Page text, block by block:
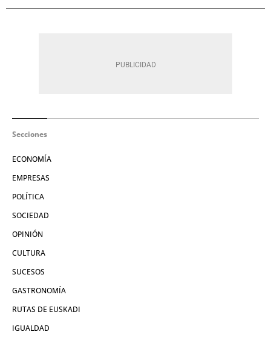
Secciones
ECONOMÍA
EMPRESAS
POLÍTICA
SOCIEDAD
OPINIÓN
CULTURA
SUCESOS
GASTRONOMÍA
RUTAS DE EUSKADI
IGUALDAD